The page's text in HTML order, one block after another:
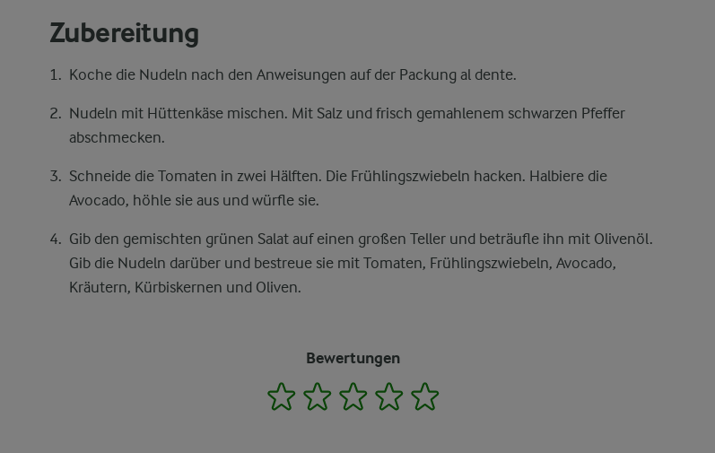
Zubereitung
Koche die Nudeln nach den Anweisungen auf der Packung al dente.
Nudeln mit Hüttenkäse mischen. Mit Salz und frisch gemahlenem schwarzen Pfeffer
abschmecken.
Schneide die Tomaten in zwei Hälften. Die Frühlingszwiebeln hacken. Halbiere die
Avocado, höhle sie aus und würfle sie.
Gib den gemischten grünen Salat auf einen großen Teller und beträufle ihn mit Olivenöl.
Gib die Nudeln darüber und bestreue sie mit Tomaten, Frühlingszwiebeln, Avocado,
Kräutern, Kürbiskernen und Oliven.
Bewertungen
1 2 3 4